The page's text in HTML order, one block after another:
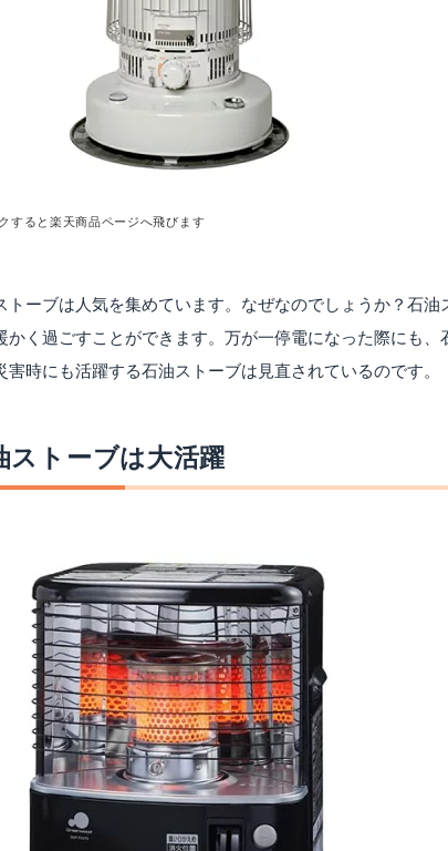
すると楽天商品ページへ飛びます
トーブは人気を集めています。なぜなのでしょうか？石
かく過ごすことができます。万が一停電になった際にも
害時にも活躍する石油ストーブは見直されているのです。
ストーブは大活躍